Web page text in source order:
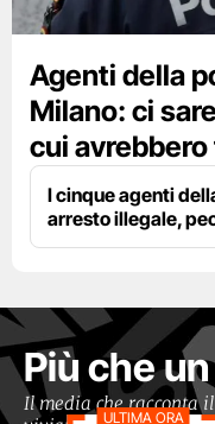
Agenti della
Milano: ci
cui
I cinque agenti
arresto illegale,
Più che
Il media che racconta